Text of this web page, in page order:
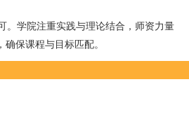
。学院注重实践与理论结合，师资力量
保课程与目标匹配。